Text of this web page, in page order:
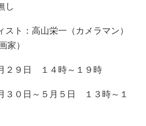
し
スト：高山栄一（カメラマン）
家）
２９日 １４時～１９時
～５月５日 １３時～１